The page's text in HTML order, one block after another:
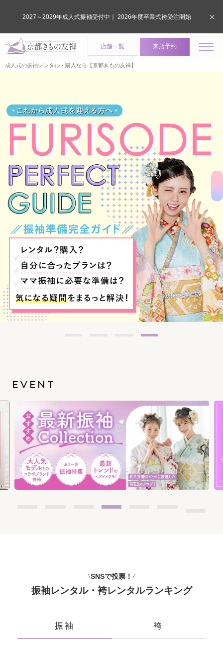
店舗一覧 来店予約
成人式の振袖レンタル・購入なら【京都きもの友禅】
EVENT
SNSで投票！
振袖レンタル・袴レンタルランキング
振袖 袴
2027～2029年成人式振袖受付中｜ 2026年度卒業式袴受注開始